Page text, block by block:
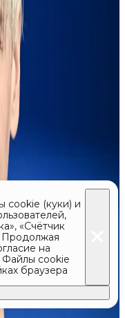
cookie (куки) и
«Счётчик
Продолжая
на
Файлы cookie
браузера